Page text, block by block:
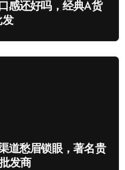
感还好吗，经典A货
发
道愁眉锁眼，著名贵
发商